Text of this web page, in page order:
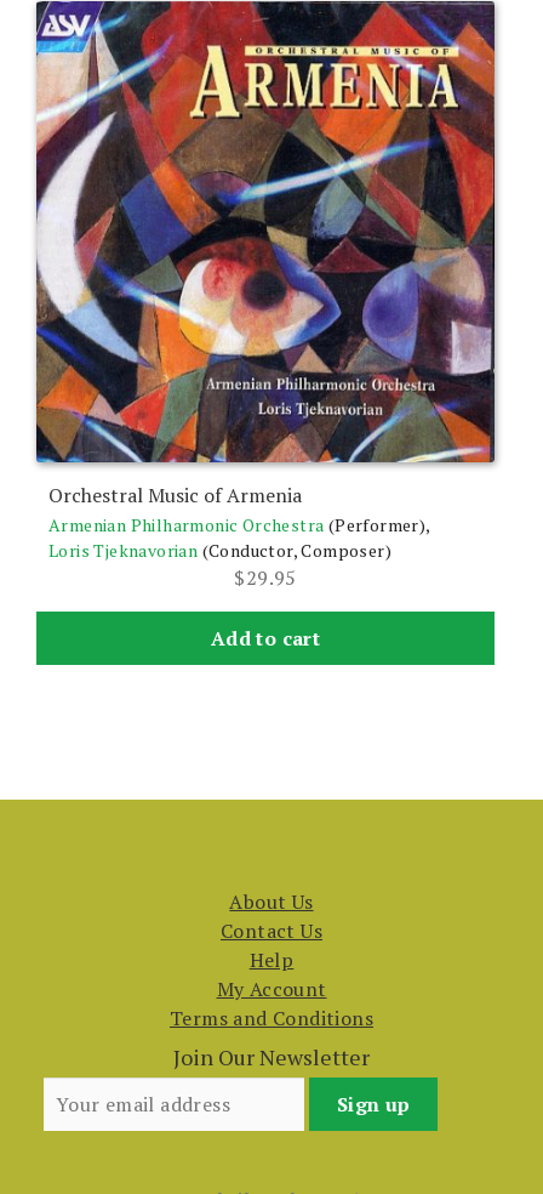
Orchestral Music of Armenia
Armenian Philharmonic Orchestra (Performer),
Loris Tjeknavorian (Conductor, Composer)
$29.95
Add to cart
About Us
Contact Us
Help
My Account
Terms and Conditions
Join Our Newsletter